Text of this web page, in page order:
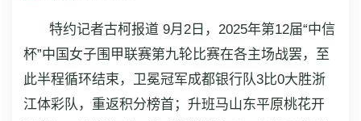
特约记者古柯报道 9月2日，2025年第12届“中信
杯”中国女子围甲联赛第九轮比赛在各主场战罢，至
此半程循环结束，卫冕冠军成都银行队3比0大胜浙
江体彩队，重返积分榜首；升班马山东平原桃花开